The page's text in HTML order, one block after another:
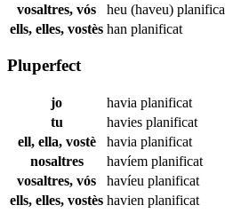
vosaltres, vós
heu (haveu)
ells, elles, vostès han planificat
Pluperfect
jo havia planificat
tu
havies planificat
ell, ella, vostè
havia planificat
nosaltres
havíem planificat
vosaltres, vós
havíeu planificat
ells, elles, vostès havien planificat